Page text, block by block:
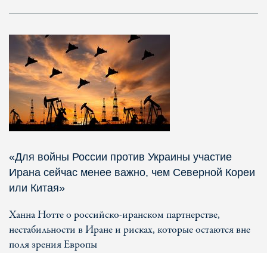
«Для войны России против Украины участие
Ирана сейчас менее важно, чем Северной Кореи
или Китая»
Ханна Нотте о российско-иранском партнерстве,
нестабильности в Иране и рисках, которые остаются вне
поля зрения Европы